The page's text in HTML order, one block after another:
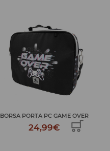
ASTUCCIO DOPPIO GAME OVER
34,99€